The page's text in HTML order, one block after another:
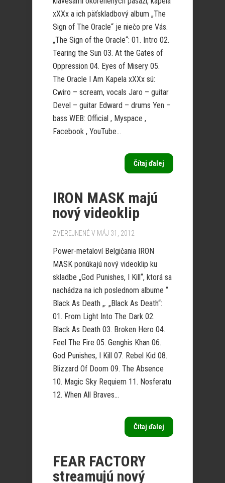
xXXx a ich päťskladbový album „The
Sign of The Oracle“ je niečo pre Vás.
„The Sign of the Oracle“: 01. Intro 02.
Tearing the Sun 03. At the Gates of
Oppression 04. Eyes of Misery 05.
The Oracle I Am Kapela xXXx sú:
Cwiro – scream, vocals Jaro – guitar
Devel – guitar Edward – drums Yen –
bass WEB: Official , Myspace ,
Facebook , YouTube...
Čítaj ďalej
IRON MASK majú
nový videoklip
ZVEREJNENÉ V MÁJ 31, 2012
Power-metaloví Belgičania IRON
MASK ponúkajú nový videoklip ku
skladbe „God Punishes, I Kill“, ktorá sa
nachádza na ich poslednom albume “
Black As Death „. „Black As Death“:
01. From Light Into The Dark 02.
Black As Death 03. Broken Hero 04.
Feel The Fire 05. Genghis Khan 06.
God Punishes, I Kill 07. Rebel Kid 08.
Blizzard Of Doom 09. The Absence
10. Magic Sky Requiem 11. Nosferatu
12. When All Braves...
Čítaj ďalej
FEAR FACTORY
streamujú nový